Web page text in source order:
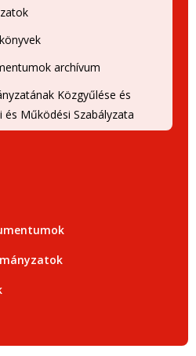
archívum
Közgyűlése és
és Működési Szabályzata